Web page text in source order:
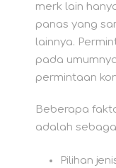
merk lain
panas yang
lainnya.
pada
permintaan
Beberapa
adalah
Pilihan